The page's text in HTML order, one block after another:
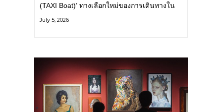
(TAXI Boat)’ ทางเลือกใหม่ของการเดินทางใน
แวดล้อม ผ่านแอปพลิเคชัน MuvMi (มูฟมี)
July 5, 2026